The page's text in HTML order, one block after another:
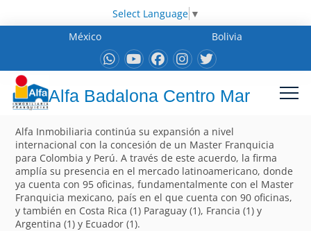
Select Language ▼
México
Bolivia
Alfa Badalona Centro Mar
Alfa Inmobiliaria continúa su expansión a nivel
internacional con la concesión de un Master Franquicia
para Colombia y Perú. A través de este acuerdo, la firma
amplía su presencia en el mercado latinoamericano, donde
ya cuenta con 95 oficinas, fundamentalmente con el Master
Franquicia mexicano, país en el que cuenta con 90 oficinas,
y también en Costa Rica (1) Paraguay (1), Francia (1) y
Argentina (1) y Ecuador (1).